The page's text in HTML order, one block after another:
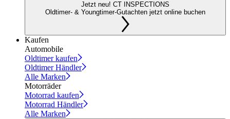
Jetzt neu! CT INSPECTIONS
Oldtimer- & Youngtimer-Gutachten jetzt online buchen
Kaufen
Automobile
Oldtimer kaufen
Oldtimer Händler
Alle Marken
Motorräder
Motorrad kaufen
Motorrad Händler
Alle Marken